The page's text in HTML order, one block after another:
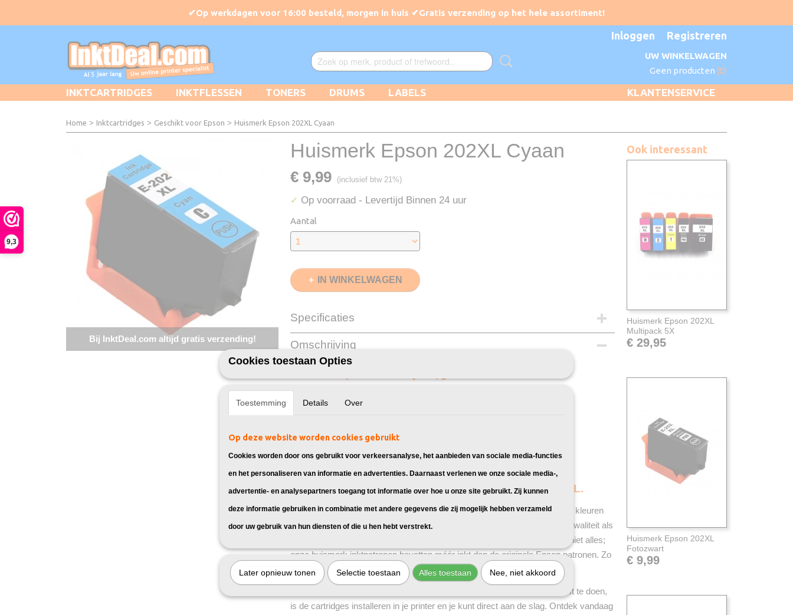
9,3
Inloggen Registreren
UW WINKELWAGEN
Geen producten (0)
KLANTENSERVICE
INKTCARTRIDGES INKTFLESSEN TONERS DRUMS LABELS
Home > Inktcartridges > Geschikt voor Epson > Huismerk Epson 202XL Cyaan
Bij InktDeal.com altijd gratis verzending!
Huismerk Epson 202XL Cyaan
€ 9,99 (inclusief btw 21%)
✓ Op voorraad - Levertijd Binnen 24 uur
Aantal
IN WINKELWAGEN
Specificaties
EAN code
Cyaan
Merk
Brievenbuspost of Pakketpost
Recyclebaar
Omschrijving
Epson Expression Premium XP-6100
Epson Expression Premium XP-6105
Print slimmer en voordeliger met ons huismerk 202XL.
Ontdek onze huismerk inktcartridges geschikt voor Epson202XL. Met de kleuren
zwart,fotozwart, cyaan,magentaen
bieden we inkt van dezelfde kwaliteit als
de originele cartridges, maar tegen een fractie van de prijs. En dat is nog niet alles;
onze huismerk inktpatronen bevatten méér inkt dan de originele Epson patronen. Zo
bespaar je dubbel op je printkosten!
Alle 202XL inktcartridges worden mét chip geleverd. Het enige wat je hoeft te doen,
is de cartridges installeren in je printer en je kunt direct aan de slag. Ontdek vandaag
Ook interessant
Huismerk Epson 202XL
Multipack 5X
€ 29,95
Huismerk Epson 202XL
Fotozwart
€ 9,99
Cookies toestaan Opties
Toestemming Details Over
Op deze website worden cookies gebruikt
Cookies worden door ons gebruikt voor verkeersanalyse, het aanbieden van sociale media-functies
en het personaliseren van informatie en advertenties. Daarnaast verlenen we onze sociale media-,
advertentie- en analysepartners toegang tot informatie over hoe u onze site gebruikt. Zij kunnen
deze informatie gebruiken in combinatie met andere gegevens die zij mogelijk hebben verzameld
door uw gebruik van hun diensten of die u hen hebt verstrekt.
Later opnieuw tonen Selectie toestaan Alles toestaan Nee, niet akkoord